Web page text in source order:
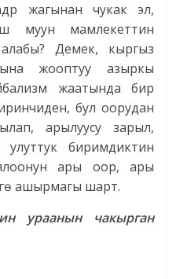
жагынан чукак эл,
муун мамлекеттин
алабы? Демек, кыргыз
жооптуу азыркы
жаатында бир
бул оорудан
арылуусу зарыл,
биримдиктин
ары оор, ары
ашырмагы шарт.
ураанын чакырган